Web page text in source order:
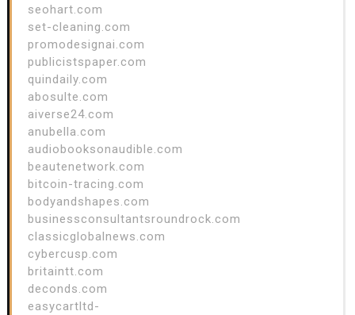
seohart.com
set-cleaning.com
promodesignai.com
publicistspaper.com
quindaily.com
abosulte.com
aiverse24.com
anubella.com
audiobooksonaudible.com
beautenetwork.com
bitcoin-tracing.com
bodyandshapes.com
businessconsultantsroundrock.com
classicglobalnews.com
cybercusp.com
britaintt.com
deconds.com
easycartltd-